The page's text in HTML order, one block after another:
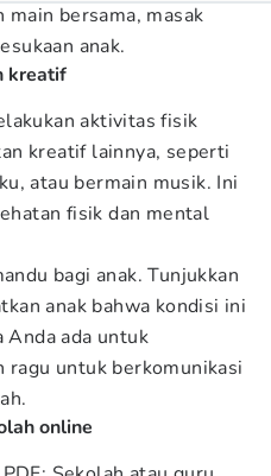
main bersama, masak
anak.
kreatif
aktivitas fisik
kreatif lainnya, seperti
atau bermain musik. Ini
fisik dan mental
bagi anak. Tunjukkan
anak bahwa kondisi ini
Anda ada untuk
ragu untuk berkomunikasi
online